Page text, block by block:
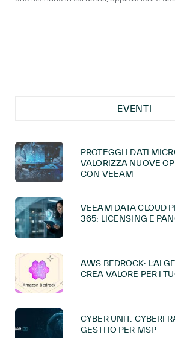
EVENTI
PROTEGGI I DATI
VALORIZZA NUOVE
CON VEEAM
VEEAM DATA CLOUD
365: LICENSING E
AWS BEDROCK: L’AI
CREA VALORE PER I
CYBER UNIT:
GESTITO PER MSP